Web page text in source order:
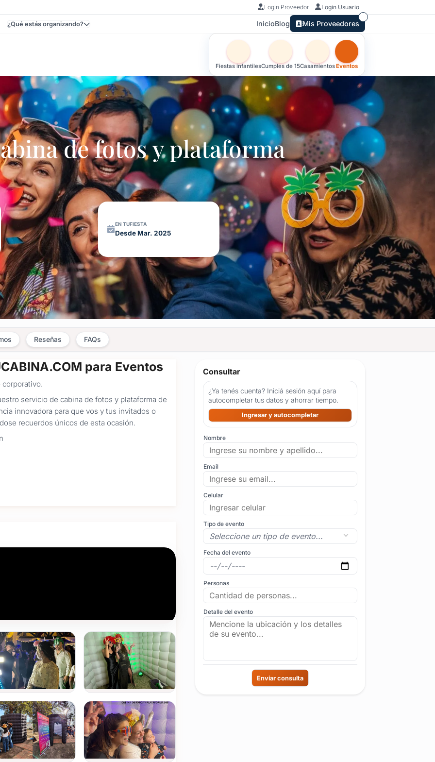
Login Proveedor Login Usuario
¿Qué estás organizando? InicioBlog Mis Proveedores
Otras versiones de esta ficha por tipo de festejo
Fiestas infantilesCumples de 15CasamientosEventos
de fotos y plataforma
EN TUFIESTA
Desde Mar. 2025
Reseñas FAQs
para Eventos
servicio de cabina de fotos y plataforma de
innovadora para que vos y tus invitados o
recuerdos únicos de esta ocasión.
de imagen.
a cada foto.
de tu evento
ideales para compartir en redes sociales y
Consultar
¿Ya tenés cuenta? Iniciá sesión aquí para
autocompletar tus datos y ahorrar tiempo.
Ingresar y autocompletar
Nombre
Email
Celular
Tipo de evento
Fecha del evento
Personas
Detalle del evento
Enviar consulta